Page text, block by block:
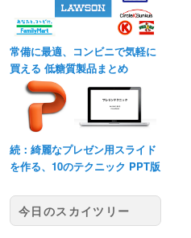
常備に最適、コンビニで気軽に
買える 低糖質製品まとめ
続：綺麗なプレゼン用スライド
を作る、10のテクニック PPT版
今日のスカイツリー